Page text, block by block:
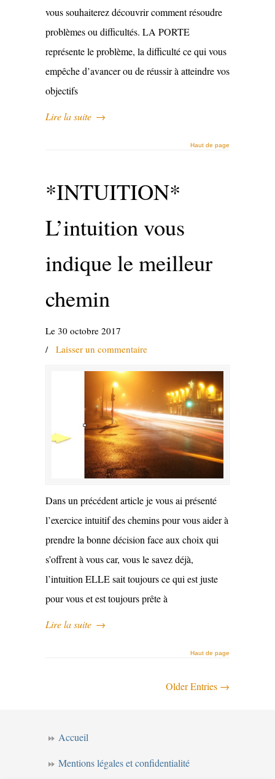
vous souhaiterez découvrir comment résoudre
problèmes ou difficultés. LA PORTE
représente le problème, la difficulté ce qui vous
empêche d’avancer ou de réussir à atteindre vos
objectifs
Lire la suite →
Haut de page
*INTUITION*
L’intuition vous
indique le meilleur
chemin
Le 30 octobre 2017
/ Laisser un commentaire
Dans un précédent article je vous ai présenté
l’exercice intuitif des chemins pour vous aider à
prendre la bonne décision face aux choix qui
s’offrent à vous car, vous le savez déjà,
l’intuition ELLE sait toujours ce qui est juste
pour vous et est toujours prête à
Lire la suite →
Haut de page
Older Entries →
Accueil
Mentions légales et confidentialité